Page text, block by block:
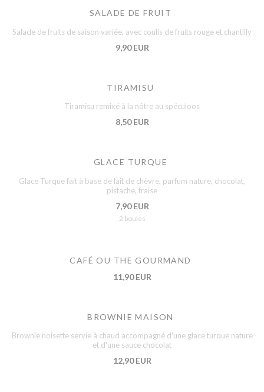
SALADE DE FRUIT
Salade de fruits de saison variée, avec coulis de fruits rouge et chantilly
9,90 EUR
TIRAMISU
Tiramisu remixé à la nôtre au spéculoos
8,50 EUR
GLACE TURQUE
Glace Turque fait à base de lait de chèvre, parfum nature, chocolat,
pistache, fraise
7,90 EUR
2 boules
CAFÉ OU THE GOURMAND
11,90 EUR
BROWNIE MAISON
Brownie noisette servie à chaud accompagné d'une glace turque nature
et d'une sauce chocolat
12,90 EUR